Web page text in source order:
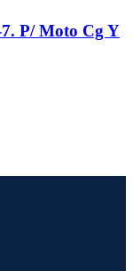
P/ Moto Cg Y